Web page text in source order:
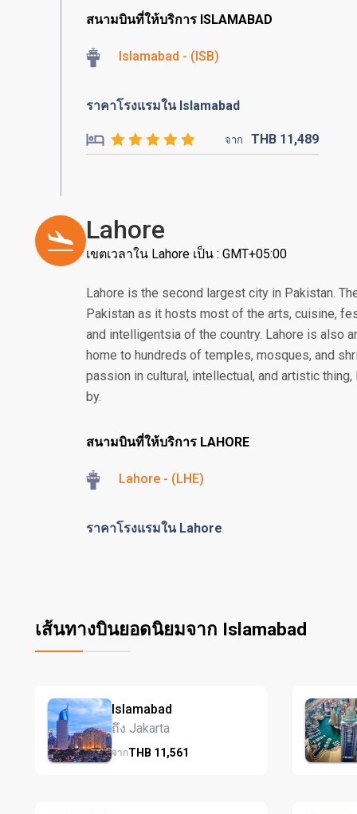
สนามบินที่ให้บริการ ISLAMABAD
Islamabad - (ISB)
ราคาโรงแรมใน Islamabad
จาก THB 11,489
Lahore
เขตเวลาใน Lahore เป็น : GMT+05:00
Lahore is the second largest city in Pakistan.
Pakistan as it hosts most of the arts, cuisine,
and intelligentsia of the country. Lahore is also
home to hundreds of temples, mosques, and
passion in cultural, intellectual, and artistic
by.
สนามบินที่ให้บริการ LAHORE
Lahore - (LHE)
ราคาโรงแรมใน Lahore
เส้นทางบินยอดนิยมจาก Islamabad
Islamabad
ถึง Jakarta
จากTHB 11,561